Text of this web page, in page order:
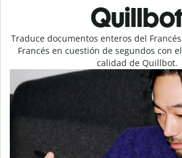
Traduce documentos enteros del
Francés en cuestión de segundos con
calidad de Quillbot.